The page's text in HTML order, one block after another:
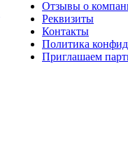
Отзывы о
Реквизиты
Контакты
Политика
Приглашаем